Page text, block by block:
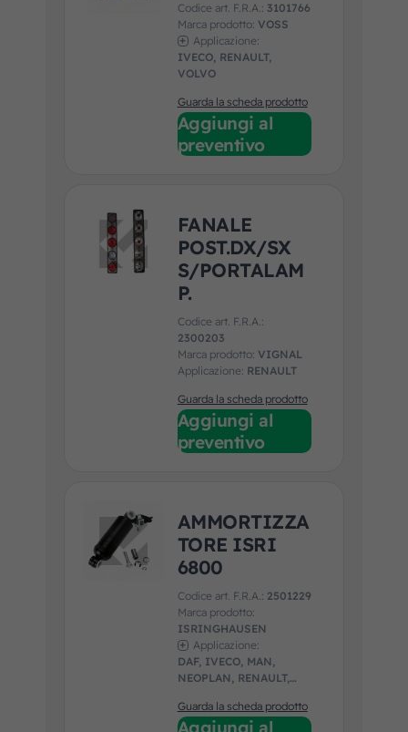
Codice art. F.R.A.: 3101766
Marca prodotto: VOSS
Applicazione:
IVECO, RENAULT,
VOLVO
Guarda la scheda prodotto
Aggiungi al
preventivo
FANALE
POST.DX/SX
S/PORTALAM
P.
Codice art. F.R.A.:
2300203
Marca prodotto: VIGNAL
Applicazione: RENAULT
Guarda la scheda prodotto
Aggiungi al
preventivo
AMMORTIZZA
TORE ISRI
6800
Codice art. F.R.A.: 2501229
Marca prodotto:
ISRINGHAUSEN
Applicazione:
DAF, IVECO, MAN,
NEOPLAN, RENAULT,
Guarda la scheda prodotto
Aggiungi al